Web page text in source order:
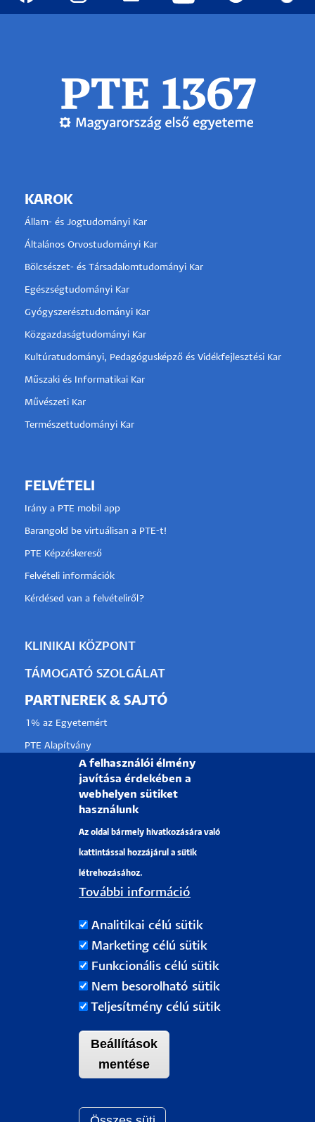
KAROK
Állam- és Jogtudományi Kar
Általános Orvostudományi Kar
Bölcsészet- és Társadalomtudományi Kar
Egészségtudományi Kar
Gyógyszerésztudományi Kar
Közgazdaságtudományi Kar
Kultúratudományi, Pedagógusképző és Vidékfejlesztési Kar
Műszaki és Informatikai Kar
Művészeti Kar
Természettudományi Kar
FELVÉTELI
Irány a PTE mobil app
Barangold be virtuálisan a PTE-t!
PTE Képzéskereső
Felvételi információk
Kérdésed van a felvételiről?
KLINIKAI KÖZPONT
TÁMOGATÓ SZOLGÁLAT
PARTNEREK & SAJTÓ
1% az Egyetemért
PTE Alapítvány
Partnerkapcsolati lehetőségek
Médiaajánlat
Pályázati projektek
H-7622 Pécs, Vasvári Pál utca. 4.
Tel.:+36-72/501-500
Rektori Kabinet: +36 30/787-2913
A felhasználói élmény
javítása érdekében a
webhelyen sütiket
használunk
Az oldal bármely hivatkozására való
kattintással hozzájárul a sütik
létrehozásához.
További információ
Analitikai célú sütik
Marketing célú sütik
Funkcionális célú sütik
Nem besorolható sütik
Teljesítmény célú sütik
Beállítások
mentése